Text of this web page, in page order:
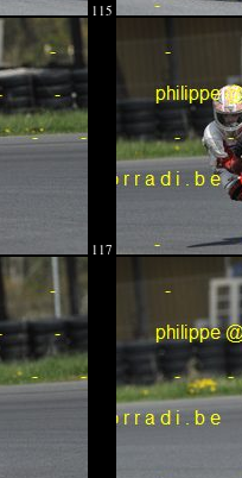
115
117